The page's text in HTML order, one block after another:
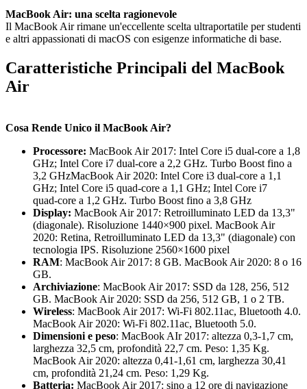
MacBook Air: una scelta ragionevole
Il MacBook Air rimane un'eccellente scelta ultraportatile per studenti
e altri appassionati di macOS con esigenze informatiche di base.
Caratteristiche Principali del MacBook
Air
Cosa Rende Unico il MacBook Air?
Processore: MacBook Air 2017: Intel Core i5 dual‑core a 1,8
GHz; Intel Core i7 dual‑core a 2,2 GHz. Turbo Boost fino a
3,2 GHzMacBook Air 2020: Intel Core i3 dual‑core a 1,1
GHz; Intel Core i5 quad‑core a 1,1 GHz; Intel Core i7
quad‑core a 1,2 GHz. Turbo Boost fino a 3,8 GHz
Display: MacBook Air 2017: Retroilluminato LED da 13,3"
(diagonale). Risoluzione 1440×900 pixel. MacBook Air
2020: Retina, Retroilluminato LED da 13,3" (diagonale) con
tecnologia IPS. Risoluzione 2560×1600 pixel
RAM: MacBook Air 2017: 8 GB. MacBook Air 2020: 8 o 16
GB.
Archiviazione: MacBook Air 2017: SSD da 128, 256, 512
GB. MacBook Air 2020: SSD da 256, 512 GB, 1 o 2 TB.
Wireless: MacBook Air 2017: Wi‑Fi 802.11ac, Bluetooth 4.0.
MacBook Air 2020: Wi‑Fi 802.11ac, Bluetooth 5.0.
Dimensioni e peso: MacBook AIr 2017: altezza 0,3-1,7 cm,
larghezza 32,5 cm, profondità 22,7 cm. Peso: 1,35 Kg.
MacBook Air 2020: altezza 0,41-1,61 cm, larghezza 30,41
cm, profondità 21,24 cm. Peso: 1,29 Kg.
Batteria: MacBook Air 2017: sino a 12 ore di navigazione